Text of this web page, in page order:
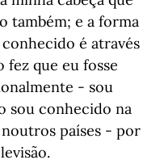
também; e a forma
é através
fez que eu fosse
- sou
sou conhecido na
países - por